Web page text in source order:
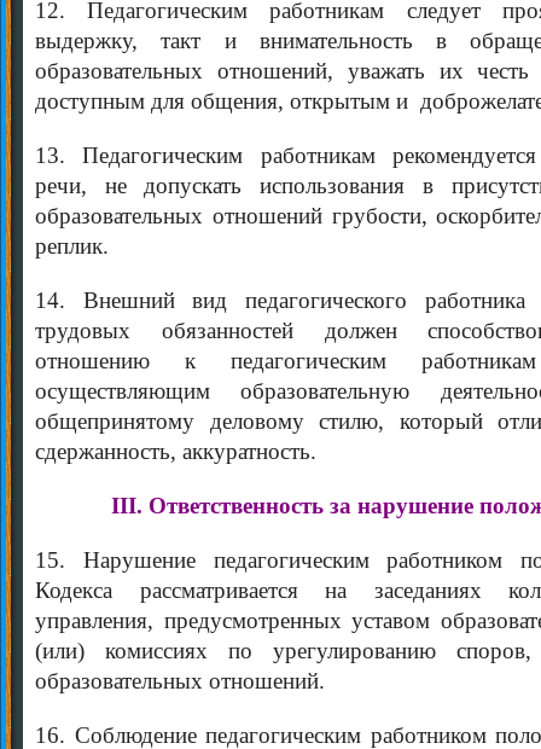
12. Педагогическим работникам следует
выдержку, такт и внимательность в
образовательных отношений, уважать их
доступным для общения, открытым и
13. Педагогическим работникам
речи, не допускать использования в
образовательных отношений грубости,
реплик.
14. Внешний вид педагогического
трудовых обязанностей должен
отношению к педагогическим
осуществляющим образовательную
общепринятому деловому стилю, который
сдержанность, аккуратность.
III. Ответственность за нарушение
15. Нарушение педагогическим работником
Кодекса рассматривается на заседаниях
управления, предусмотренных уставом
(или) комиссиях по урегулированию
образовательных отношений.
16. Соблюдение педагогическим работником